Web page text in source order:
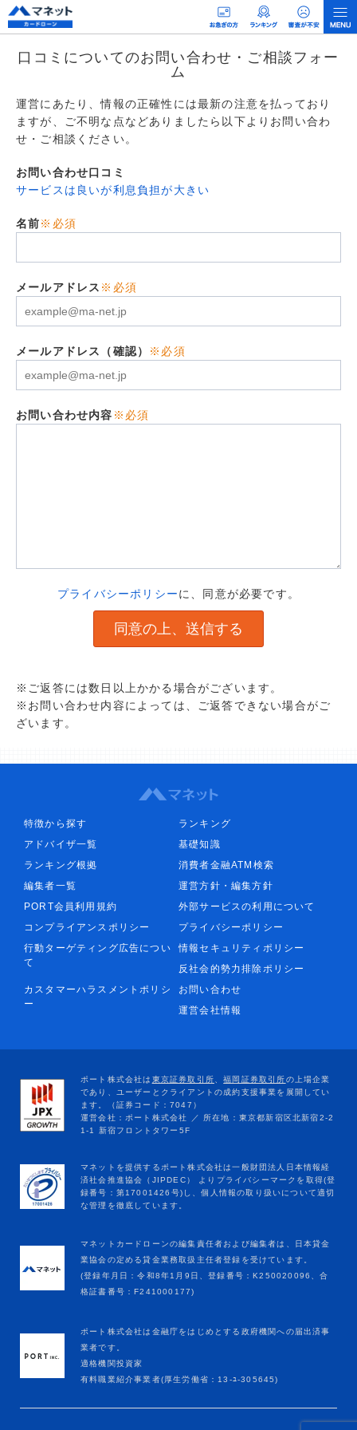
口コミについてのお問い合わせ・ご相談フォー
ム
運営にあたり、情報の正確性には最新の注意を払っており
ますが、ご不明な点などありましたら以下よりお問い合わ
せ・ご相談ください。
お問い合わせ口コミ
サービスは良いが利息負担が大きい
名前※必須
メールアドレス ※必須
メールアドレス（確認） ※必須
お問い合わせ内容 ※必須
プライバシーポリシーに、同意が必要です。
※ご返答には数日以上かかる場合がございます。
※お問い合わせ内容によっては、ご返答できない場合がご
ざいます。
特徴から探す
ランキング
アドバイザ一覧
基礎知識
ランキング根拠
消費者金融ATM検索
編集者一覧
運営方針・編集方針
PORT会員利用規約
外部サービスの利用について
コンプライアンスポリシー
プライバシーポリシー
行動ターゲティング広告につい
て
情報セキュリティポリシー
反社会的勢力排除ポリシー
カスタマーハラスメントポリシ
ー
お問い合わせ
運営会社情報
マネットカードローンの編集責任者および編集者は、日本貸金
業協会の定める貸金業務取扱主任者登録を受けています。
(登録年月日：令和8年1月9日、登録番号：K250020096、合
格証書番号：F241000177)
ポート株式会社は金融庁をはじめとする政府機関への届出済事
業者です。
適格機関投資家
有料職業紹介事業者(厚生労働省：13-ﾕ-305645)